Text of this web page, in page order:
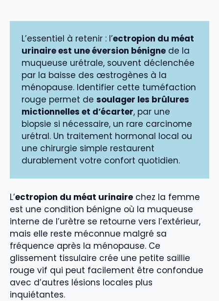
L’essentiel à retenir : l’ectropion du méat
urinaire est une éversion bénigne de la
muqueuse urétrale, souvent déclenchée
par la baisse des œstrogènes à la
ménopause. Identifier cette tuméfaction
rouge permet de soulager les brûlures
mictionnelles et d’écarter, par une
biopsie si nécessaire, un rare carcinome
urétral. Un traitement hormonal local ou
une chirurgie simple restaurent
durablement votre confort quotidien.
L’ectropion du méat urinaire chez la femme
est une condition bénigne où la muqueuse
interne de l’urètre se retourne vers l’extérieur,
mais elle reste méconnue malgré sa
fréquence après la ménopause. Ce
glissement tissulaire crée une petite saillie
rouge vif qui peut facilement être confondue
avec d’autres lésions locales plus
inquiétantes.